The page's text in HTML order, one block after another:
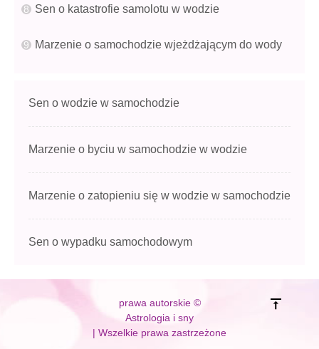
Sen o katastrofie samolotu w wodzie
Marzenie o samochodzie wjeżdżającym do wody
Sen o wodzie w samochodzie
Marzenie o byciu w samochodzie w wodzie
Marzenie o zatopieniu się w wodzie w samochodzie
Sen o wypadku samochodowym
prawa autorskie ©
Astrologia i sny
| Wszelkie prawa zastrzeżone